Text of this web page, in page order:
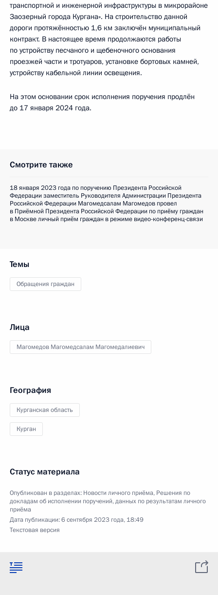
транспортной и инженерной инфраструктуры в микрорайоне
Заозерный города Кургана». На строительство данной
дороги протяжённостью 1,6 км заключён муниципальный
контракт. В настоящее время продолжаются работы
по устройству песчаного и щебеночного основания
проезжей части и тротуаров, установке бортовых камней,
устройству кабельной линии освещения.
На этом основании срок исполнения поручения продлён
до 17 января 2024 года.
Смотрите также
18 января 2023 года по поручению Президента Российской
Федерации заместитель Руководителя Администрации Президента
Российской Федерации Магомедсалам Магомедов провел
в Приёмной Президента Российской Федерации по приёму граждан
в Москве личный приём граждан в режиме видео-конференц-связи
Темы
Обращения граждан
Лица
Магомедов Магомедсалам Магомедалиевич
География
Курганская область
Курган
Статус материала
Опубликован в разделах: Новости личного приёма, Решения по
докладам об исполнении поручений, данных по результатам личного
приёма
Дата публикации:6 сентября 2023 года, 18:49
Текстовая версия